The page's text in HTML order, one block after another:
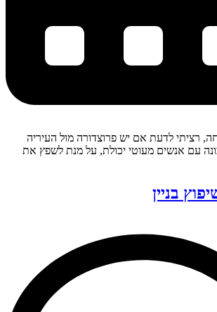
רציתי לדעת אם יש פרוצדורה מול העיריה
עם אנשים מעוטי יכולת, על מנת לשפץ את
בניין